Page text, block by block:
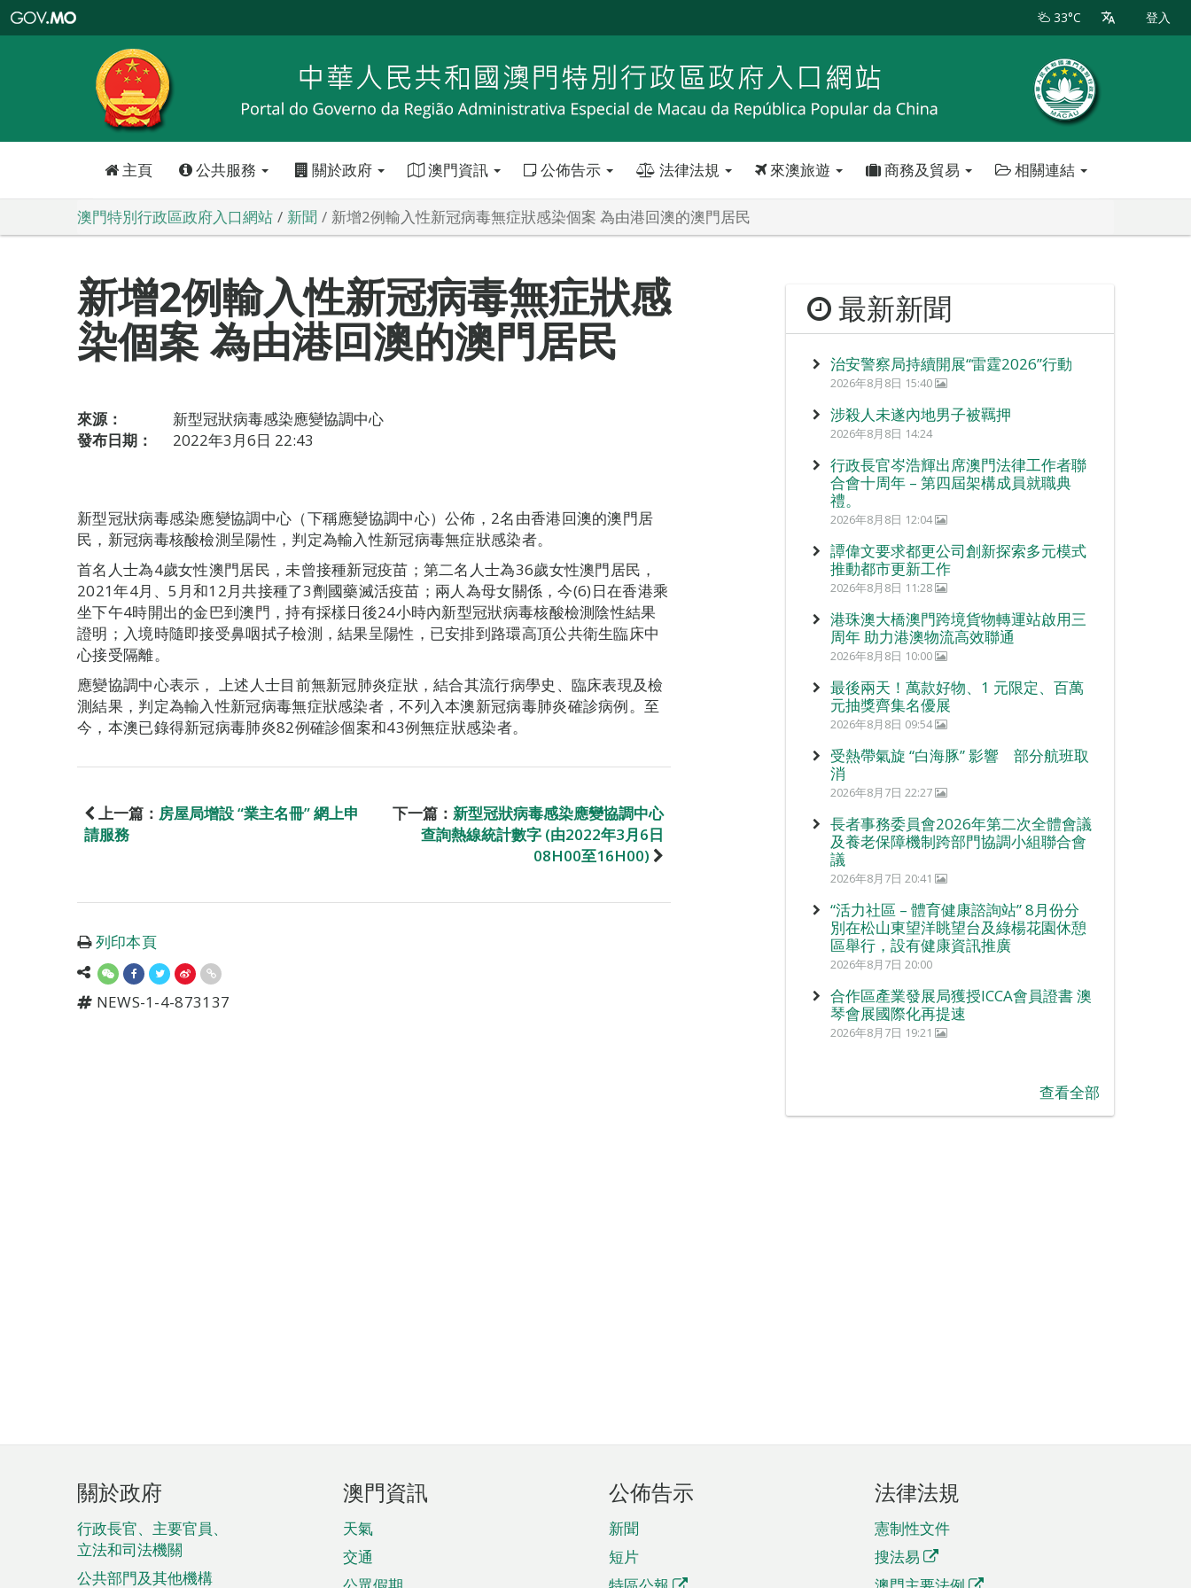
特
政
區
政
口
33°C 登入
主頁 公共服務 關於政府 澳門資訊 公佈告示 法律法規 來澳旅遊 商務及貿易 相關連結
澳門特別行政區政府入口網站 新聞 新增2例輸入性新冠病毒無症狀感染個案 為由港回澳的澳門居民
新增2例輸入性新冠病毒無症狀感
染個案 為由港回澳的澳門居民
來源：
新型冠狀病毒感染應變協調中心
發布日期：
2022年3月6日 22:43
新型冠狀病毒感染應變協調中心（下稱應變協調中心）公佈，2名由香港回澳的澳門居
民，新冠病毒核酸檢測呈陽性，判定為輸入性新冠病毒無症狀感染者。
首名人士為4歲女性澳門居民，未曾接種新冠疫苗；第二名人士為36歲女性澳門居民，
2021年4月、5月和12月共接種了3劑國藥滅活疫苗；兩人為母女關係，今(6)日在香港乘
坐下午4時開出的金巴到澳門，持有採樣日後24小時內新型冠狀病毒核酸檢測陰性結果
證明；入境時隨即接受鼻咽拭子檢測，結果呈陽性，已安排到路環高頂公共衛生臨床中
心接受隔離。
應變協調中心表示， 上述人士目前無新冠肺炎症狀，結合其流行病學史、臨床表現及檢
測結果，判定為輸入性新冠病毒無症狀感染者，不列入本澳新冠病毒肺炎確診病例。至
今，本澳已錄得新冠病毒肺炎82例確診個案和43例無症狀感染者。
上一篇： 房屋局增設 “業主名冊” 網上申
請服務
下一篇： 新型冠狀病毒感染應變協調中心
查詢熱線統計數字 (由2022年3月6日
08H00至16H00)
列印本頁
NEWS-1-4-873137
最新新聞
治安警察局持續開展“雷霆2026”行動
2026年8月8日 15:40
涉殺人未遂內地男子被羈押
2026年8月8日 14:24
行政長官岑浩輝出席澳門法律工作者聯
合會十周年 – 第四屆架構成員就職典
禮。
2026年8月8日 12:04
譚偉文要求都更公司創新探索多元模式
推動都市更新工作
2026年8月8日 11:28
港珠澳大橋澳門跨境貨物轉運站啟用三
周年 助力港澳物流高效聯通
2026年8月8日 10:00
最後兩天！萬款好物、1 元限定、百萬
元抽獎齊集名優展
2026年8月8日 09:54
受熱帶氣旋 “白海豚” 影響 部分航班取
消
2026年8月7日 22:27
長者事務委員會2026年第二次全體會議
及養老保障機制跨部門協調小組聯合會
議
2026年8月7日 20:41
“活力社區 – 體育健康諮詢站” 8月份分
別在松山東望洋眺望台及綠楊花園休憩
區舉行，設有健康資訊推廣
2026年8月7日 20:00
合作區產業發展局獲授ICCA會員證書 澳
琴會展國際化再提速
2026年8月7日 19:21
查看全部
頁
腳
菜
單
關於政府
行政長官、主要官員、
立法和司法機關
公共部門及其他機構
澳門資訊
天氣
交通
公佈告示
新聞
短片
法律法規
憲制性文件
搜法易